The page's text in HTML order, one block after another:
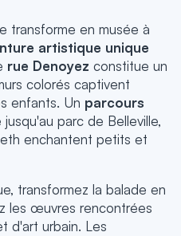
transforme en musée à
artistique unique
rue Denoyez constitue un
colorés captivent
enfants. Un parcours
jusqu'au parc de Belleville,
enchantent petits et
transformez la balade en
les œuvres rencontrées
d'art urbain. Les